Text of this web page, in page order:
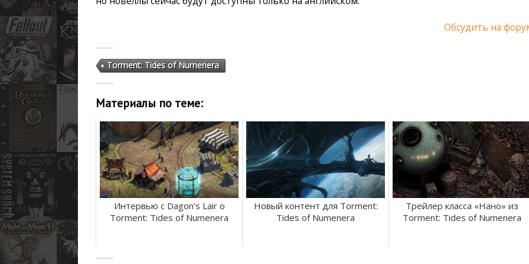
Обсудить на
Torment: Tides of Numenera
Материалы по теме:
Интервью с Dagon's Lair о
Torment: Tides of Numenera
Новый контент для Torment:
Tides of Numenera
Трейлер класса «Нано» из
Torment: Tides of Numenera